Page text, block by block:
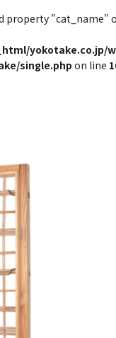
property "cat_name"
yokotake.co.jp/
single.phpon line